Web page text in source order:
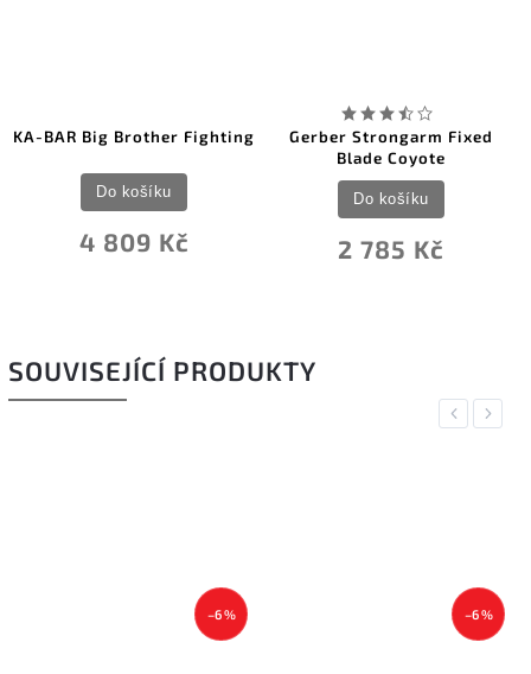
KA-BAR Big Brother Fighting
4 809 Kč
Do košíku
Gerber Strongarm Fixed
Blade Coyote
2 785 Kč
Do košíku
SOUVISEJÍCÍ PRODUKTY
Previous
–6 % –6 %
Next